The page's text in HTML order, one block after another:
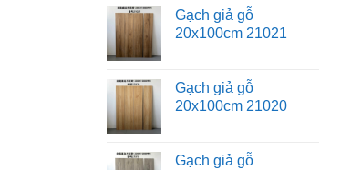
Gạch giả gỗ
20x100cm 21021
Gạch giả gỗ
20x100cm 21020
Gạch giả gỗ